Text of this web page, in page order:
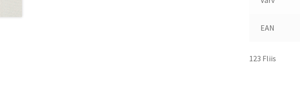
EAN
123 Fliis